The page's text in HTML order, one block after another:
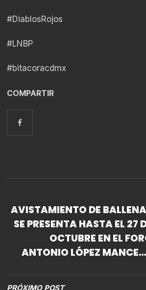
#DiablosRojos
#LNBP
#bitacoracdmx
COMPARTIR
AVISTAMIENTO DE
SE PRESENTA HASTA EL 27
OCTUBRE EN EL
ANTONIO LÓPEZ MANCERA
PRÓXIMO POST